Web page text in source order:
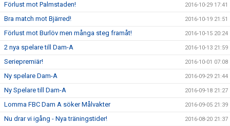
Förlust mot Palmstaden! 2016-10-29 17:41
Bra match mot Bjärred! 2016-10-19 21:51
Förlust mot Burlöv men många steg framåt! 2016-10-15 20:24
2 nya spelare till Dam-A 2016-10-13 21:59
Seriepremiär! 2016-10-01 07:08
Ny spelare Dam-A 2016-09-29 21:44
Ny Spelare till Dam-A 2016-09-18 21:27
Lomma FBC Dam A söker Målvakter 2016-09-05 21:39
Nu drar vi igång - Nya träningstider! 2016-08-20 21:37